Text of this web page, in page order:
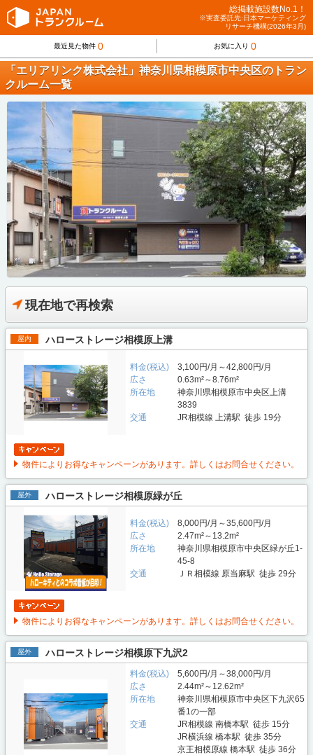
総掲載施設数No.1！
※実査委託先:日本マーケティング
リサーチ機構(2026年3月)
最近見た物件 0 お気に入り 0
「エリアリンク株式会社」神奈川県相模原市中央区のトラン
クルーム一覧
現在地で再検索
屋内 ハローストレージ相模原上溝
料金(税込)
3,100円/月～42,800円/月
広さ
0.63m²～8.76m²
所在地
神奈川県相模原市中央区上溝
3839
交通
JR相模線 上溝駅 徒歩 19分
物件によりお得なキャンペーンがあります。詳しくはお問合せください。
屋外 ハローストレージ相模原緑が丘
料金(税込)
8,000円/月～35,600円/月
広さ
2.47m²～13.2m²
所在地
神奈川県相模原市中央区緑が丘1-
45-8
交通
ＪＲ相模線 原当麻駅 徒歩 29分
物件によりお得なキャンペーンがあります。詳しくはお問合せください。
屋外 ハローストレージ相模原下九沢2
料金(税込)
5,600円/月～38,000円/月
広さ
2.44m²～12.62m²
所在地
神奈川県相模原市中央区下九沢65
番1の一部
交通
JR相模線 南橋本駅 徒歩 15分
JR横浜線 橋本駅 徒歩 35分
京王相模原線 橋本駅 徒歩 36分